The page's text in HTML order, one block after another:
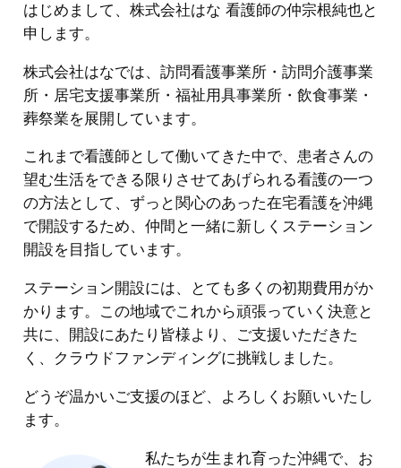
はじめまして、株式会社はな 看護師の仲宗根純也と
申します。
株式会社はなでは、訪問看護事業所・訪問介護事業
所・居宅支援事業所・福祉用具事業所・飲食事業・
葬祭業を展開しています。
これまで看護師として働いてきた中で、患者さんの
望む生活をできる限りさせてあげられる看護の一つ
の方法として、ずっと関心のあった在宅看護を沖縄
で開設するため、仲間と一緒に新しくステーション
開設を目指しています。
ステーション開設には、とても多くの初期費用がか
かります。この地域でこれから頑張っていく決意と
共に、開設にあたり皆様より、ご支援いただきた
く、クラウドファンディングに挑戦しました。
どうぞ温かいご支援のほど、よろしくお願いいたし
ます。
私たちが生まれ育った沖縄で、お